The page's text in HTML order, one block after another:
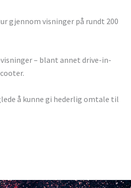
gjennom visninger på rundt 200
– blant annet drive-in-
å kunne gi hederlig omtale til